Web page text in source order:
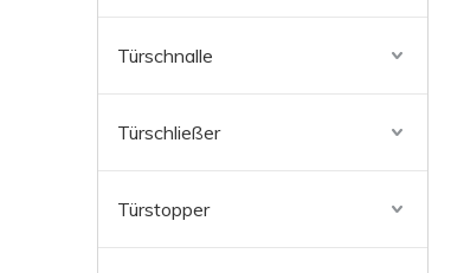
Türschnalle
Türschließer
Türstopper